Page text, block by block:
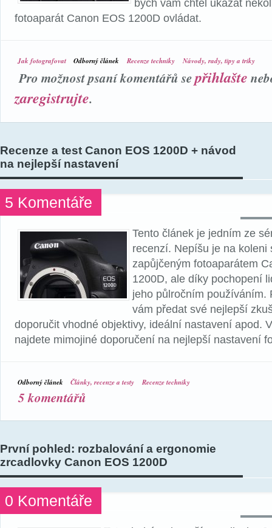
bych vám chtěl ukázat
fotoaparát Canon EOS 1200D ovládat.
Jak fotografovat Odborný článek Recenze techniky Návody, rady, tipy a triky
Pro možnost psaní komentářů sepřihlašte
zaregistrujte.
Recenze a test Canon EOS 1200D + návod
na nejlepší nastavení
5 Komentáře
Tento článek je jedním ze
recenzí. Nepíšu je na koleni
zapůjčeným fotoaparátem
1200D, ale díky pochopení
jeho půlročním používáním.
vám předat své nejlepší
doporučit vhodné objektivy, ideální nastavení apod.
najdete mimojiné doporučení na nejlepší nastavení
Odborný článek Články, recenze a testy Recenze techniky
5 komentářů
První pohled: rozbalování a ergonomie
zrcadlovky Canon EOS 1200D
0 Komentáře